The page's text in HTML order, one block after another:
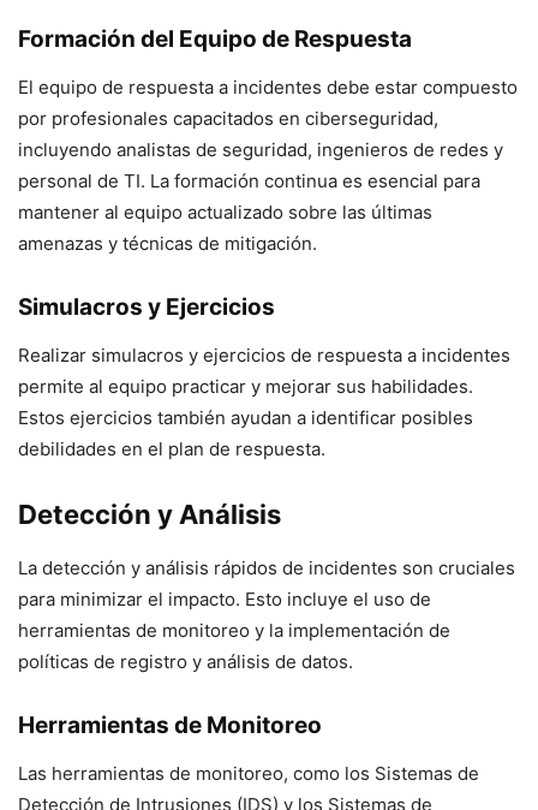
Formación del Equipo de Respuesta
El equipo de respuesta a incidentes debe estar compuesto
por profesionales capacitados en ciberseguridad,
incluyendo analistas de seguridad, ingenieros de redes y
personal de TI. La formación continua es esencial para
mantener al equipo actualizado sobre las últimas
amenazas y técnicas de mitigación.
Simulacros y Ejercicios
Realizar simulacros y ejercicios de respuesta a incidentes
permite al equipo practicar y mejorar sus habilidades.
Estos ejercicios también ayudan a identificar posibles
debilidades en el plan de respuesta.
Detección y Análisis
La detección y análisis rápidos de incidentes son cruciales
para minimizar el impacto. Esto incluye el uso de
herramientas de monitoreo y la implementación de
políticas de registro y análisis de datos.
Herramientas de Monitoreo
Las herramientas de monitoreo, como los Sistemas de
Detección de Intrusiones (IDS) y los Sistemas de